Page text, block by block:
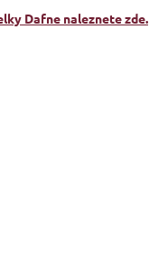
Dafne naleznete zde.